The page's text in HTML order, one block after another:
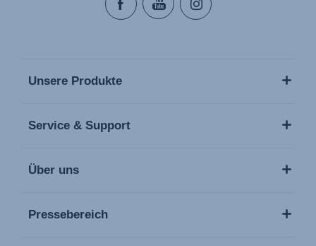
Unsere Produkte
Service & Support
Über uns
Pressebereich